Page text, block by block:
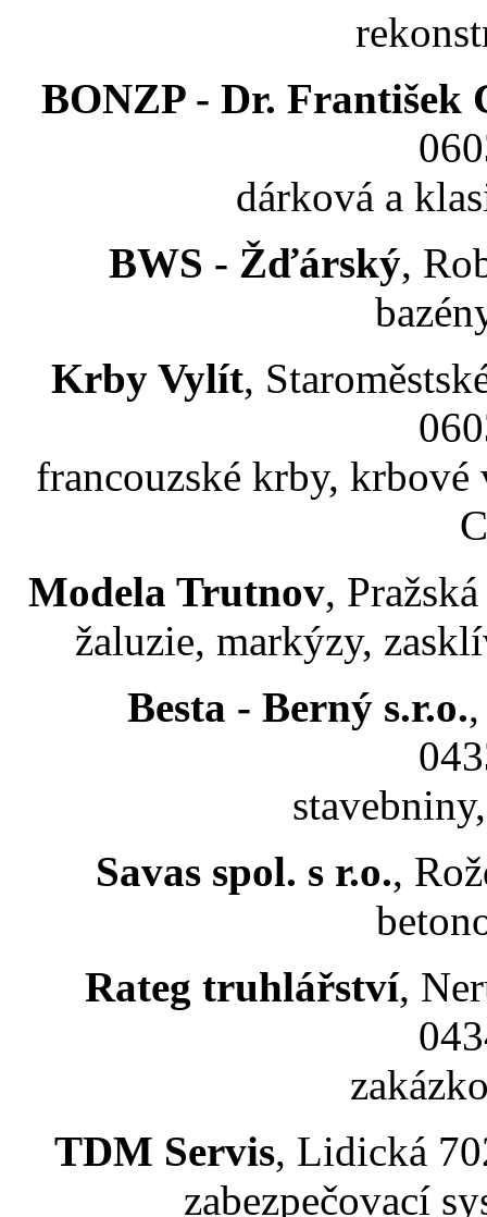
BONZP - Dr. František
dárková a
BWS - Žďárský,
Krby Vylít,
francouzské krby,
Modela Trutnov,
žaluzie, markýzy,
Besta - Berný s.r.o.
Savas spol. s r.o.,
Rateg truhlářství,
TDM Servis, Lidická
zabezpečovací